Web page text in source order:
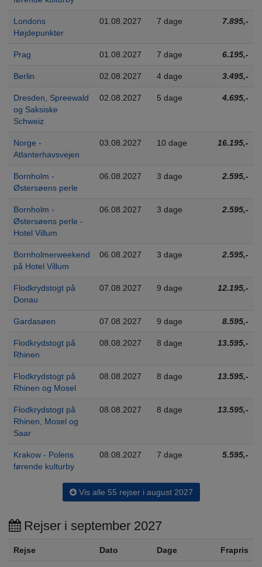
Londons
Højdepunkter
01.08.2027 7 dage 7.895,-
Prag 01.08.2027 7 dage 6.195,-
Berlin 02.08.2027 4 dage 3.495,-
Dresden, Spreewald
og Saksiske
Schweiz
02.08.2027 5 dage 4.695,-
Norge -
Atlanterhavsvejen
03.08.2027 10 dage 16.195,-
Bornholm -
Østersøens perle
06.08.2027 3 dage 2.595,-
Bornholm -
Østersøens perle -
Hotel Villum
06.08.2027 3 dage 2.595,-
Bornholmerweekend
på Hotel Villum
06.08.2027 3 dage 2.595,-
Flodkrydstogt på
Donau
07.08.2027 9 dage 12.195,-
Gardasøen 07.08.2027 9 dage 8.595,-
Flodkrydstogt på
Rhinen
08.08.2027 8 dage 13.595,-
Flodkrydstogt på
Rhinen og Mosel
08.08.2027 8 dage 13.595,-
Flodkrydstogt på
Rhinen, Mosel og
Saar
08.08.2027 8 dage 13.595,-
Krakow - Polens
førende kulturby
08.08.2027 7 dage 5.595,-
Vis alle 55 rejser i august 2027
Rejser i september 2027
Rejse Dato Dage Frapris